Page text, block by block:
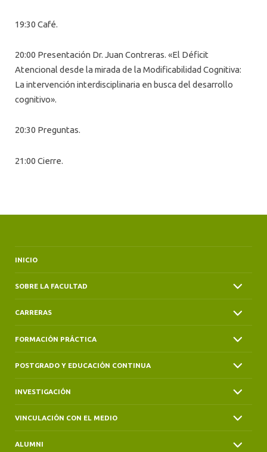
19:30 Café.
20:00 Presentación Dr. Juan Contreras. «El Déficit
Atencional desde la mirada de la Modificabilidad Cognitiva:
La intervención interdisciplinaria en busca del desarrollo
cognitivo».
20:30 Preguntas.
21:00 Cierre.
INICIO
SOBRE LA FACULTAD
CARRERAS
FORMACIÓN PRÁCTICA
POSTGRADO Y EDUCACIÓN CONTINUA
INVESTIGACIÓN
VINCULACIÓN CON EL MEDIO
ALUMNI